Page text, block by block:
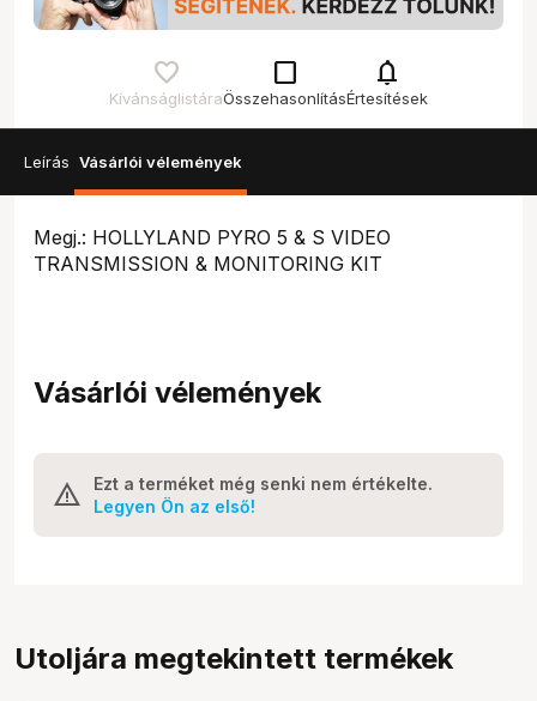
Kívánságlistára
check_box_outline_blank
Összehasonlítás
notifications
Értesítések
Leírás Vásárlói vélemények
Megj.: HOLLYLAND PYRO 5 & S VIDEO
TRANSMISSION & MONITORING KIT
Vásárlói vélemények
Ezt a terméket még senki nem értékelte.
Legyen Ön az első!
Utoljára megtekintett termékek